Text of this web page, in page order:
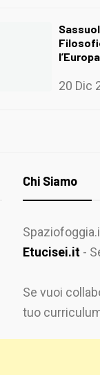
20 Dic
Chi Siamo
Etucisei.it -
Se vuoi
tuo